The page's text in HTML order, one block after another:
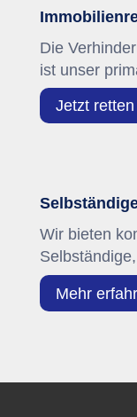
Die
ist unser
Jetzt retten
Wir bieten
Mehr